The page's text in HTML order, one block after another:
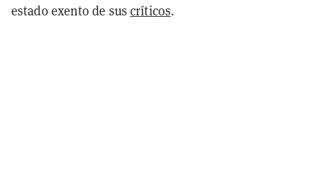
estado exento de suscríticos.